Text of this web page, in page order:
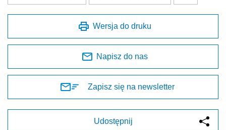
Wersja do druku
Napisz do nas
Zapisz się na newsletter
Udostępnij